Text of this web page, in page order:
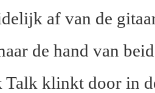
af van de
de hand van
klinkt door in